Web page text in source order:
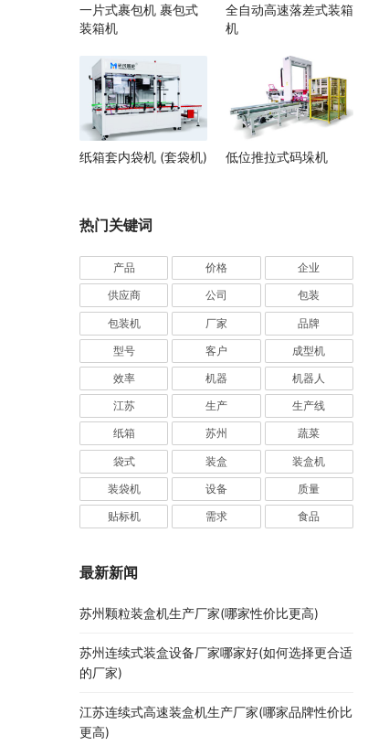
一片式裹包机 裹包式
装箱机
全自动高速落差式装箱
机
纸箱套内袋机 (套袋机) 低位推拉式码垛机
热门关键词
产品 价格 企业
供应商 公司 包装
包装机 厂家 品牌
型号 客户 成型机
效率 机器 机器人
江苏 生产 生产线
纸箱 苏州 蔬菜
袋式 装盒 装盒机
装袋机 设备 质量
贴标机 需求 食品
最新新闻
苏州颗粒装盒机生产厂家(哪家性价比更高)
苏州连续式装盒设备厂家哪家好(如何选择更合适
的厂家)
江苏连续式高速装盒机生产厂家(哪家品牌性价比
更高)